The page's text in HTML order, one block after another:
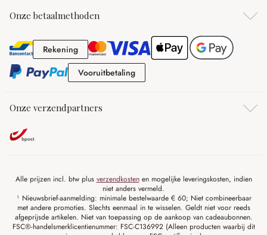
Onze betaalmethoden
RekeningRekening
VooruitbetalingVooruitbetaling
Onze verzendpartners
Alle prijzen incl. btw plus verzendkostenen mogelijke leveringskosten, indien
niet anders vermeld.
¹ Nieuwsbrief-aanmelding: minimale bestelwaarde € 60; Niet combineerbaar
met andere promoties. Slechts eenmaal in te wisselen. Geldt niet voor reeds
afgeprijsde artikelen. Niet van toepassing op de aankoop van cadeaubonnen.
FSC®-handelsmerklicentienummer: FSC-C136992 (Alleen producten waarbij dit